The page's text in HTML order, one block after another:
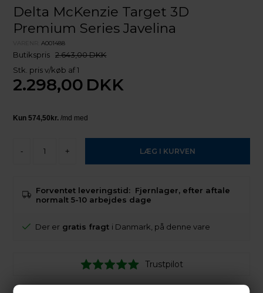
Delta McKenzie Target 3D
Premium Series Javelina
A001488
Butikspris 2.643,00 DKK
Stk. pris v/køb af 1
2.298,00 DKK
- +
Forventet leveringstid: Fjernlager, efter aftale
normalt 5-10 arbejdes dage
Der er gratis fragt i Danmark, på denne vare
Trustpilot